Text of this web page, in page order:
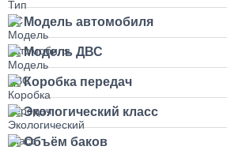
Установка и подключение рации
Установка продувочного
Модель автомобиля
Модель ДВС
Коробка передач
Экологический класс
Объём баков